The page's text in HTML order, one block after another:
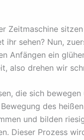
Zeitmaschine
ihr sehen? Nun,
Anfängen ein
also drehen wir
die sich
des
und bilden
Dieser Prozess